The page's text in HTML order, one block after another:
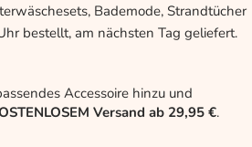
Bademode, Strandtücher
bestellt, am nächsten Tag geliefert.
Accessoire hinzu und
Versand ab 29,95 €.